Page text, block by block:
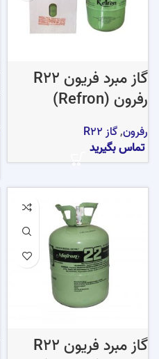
گاز مبرد فریون R22
رفرون (Refron)
رفرون,گاز R22
تماس بگیرید
گاز مبرد فریون R22